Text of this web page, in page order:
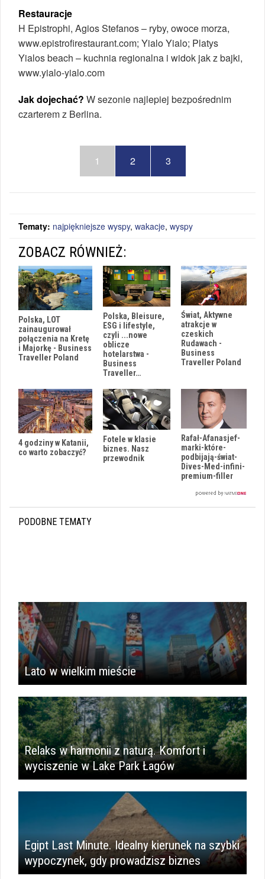
Restauracje
H Epistrophi, Agios Stefanos – ryby, owoce morza,
www.epistrofirestaurant.com; Yialo Yialo; Platys
Yialos beach – kuchnia regionalna i widok jak z bajki,
www.yialo-yialo.com
Jak dojechać? W sezonie najlepiej bezpośrednim
czarterem z Berlina.
1 2 3
Tematy: najpiękniejsze wyspy, wakacje, wyspy
ZOBACZ RÓWNIEŻ:
Polska, LOT
zainaugurował
połączenia na Kretę
i Majorkę - Business
Traveller Poland
Polska, Bleisure,
ESG i lifestyle,
czyli ...nowe
oblicze
hotelarstwa -
Business
Traveller…
Świat, Aktywne
atrakcje w
czeskich
Rudawach -
Business
Traveller Poland
4 godziny w Katanii,
co warto zobaczyć?
Fotele w klasie
biznes. Nasz
przewodnik
Rafał-Afanasjef-
marki-które-
podbijają-świat-
Dives-Med-infini-
premium-filler
PODOBNE TEMATY
Lato w wielkim mieście
​Relaks w harmonii z naturą. Komfort i
wyciszenie w Lake Park Łagów
Egipt Last Minute. Idealny kierunek na szybki
wypoczynek, gdy prowadzisz biznes